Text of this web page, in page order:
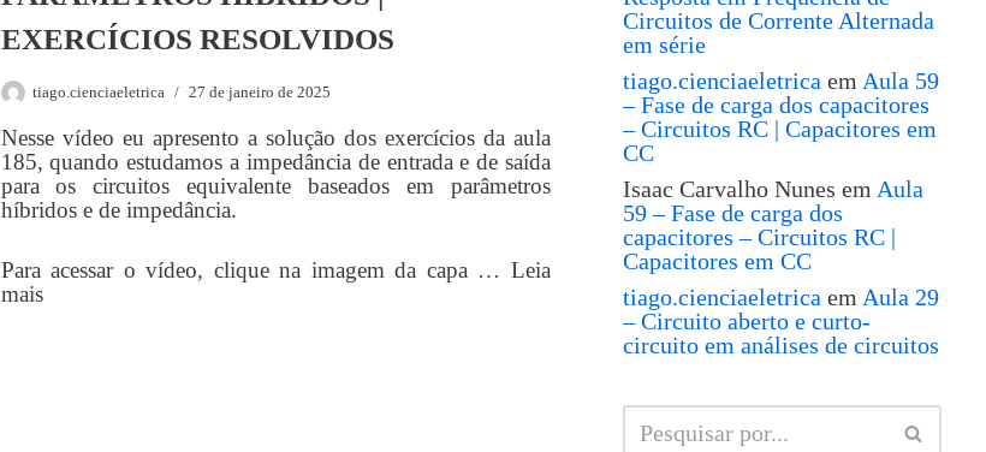
EXERCÍCIOS RESOLVIDOS
tiago.cienciaeletrica 27 de janeiro de 2025
Nesse vídeo eu apresento a solução dos exercícios da aula
185, quando estudamos a impedância de entrada e de saída
para os circuitos equivalente baseados em parâmetros
híbridos e de impedância.
Para acessar o vídeo, clique na imagem da capa … Leia
mais
Circuitos de Corrente Alternada
em série
tiago.cienciaeletrica em Aula 59
– Fase de carga dos capacitores
– Circuitos RC | Capacitores em
CC
Isaac Carvalho Nunes em Aula
59 – Fase de carga dos
capacitores – Circuitos RC |
Capacitores em CC
tiago.cienciaeletrica em Aula 29
– Circuito aberto e curto-
circuito em análises de circuitos